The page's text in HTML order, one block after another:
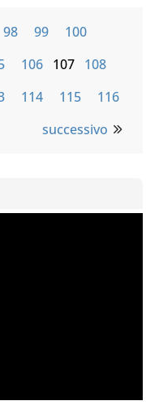
98 99
100
106 107 108
114 115
116
successivo